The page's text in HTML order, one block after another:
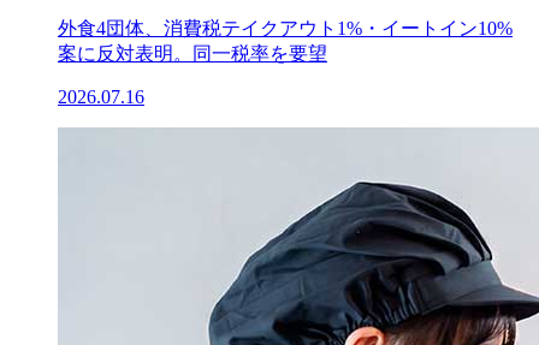
外食4団体、消費税テイクアウト1%・イートイン10%
案に反対表明。同一税率を要望
2026.07.16